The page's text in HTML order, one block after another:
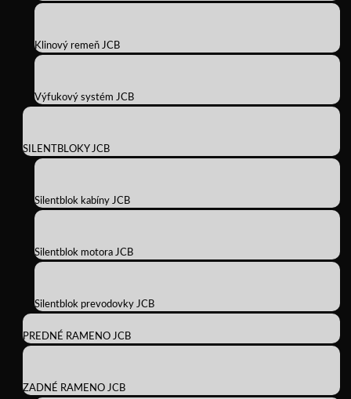
Klinový remeň JCB
Výfukový systém JCB
SILENTBLOKY JCB
Silentblok kabíny JCB
Silentblok motora JCB
Silentblok prevodovky JCB
PREDNÉ RAMENO JCB
ZADNÉ RAMENO JCB